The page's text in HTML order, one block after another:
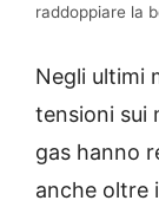
raddoppiare la
Negli ultimi
tensioni sui
gas hanno
anche oltre